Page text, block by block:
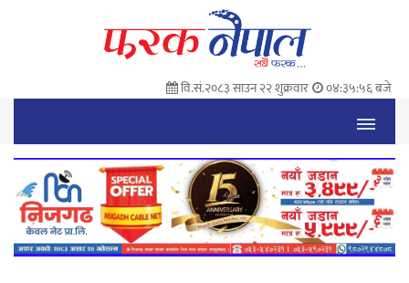
वि.सं.२०८३ साउन २२ शुक्रवार ०४:३५:५७ बजे